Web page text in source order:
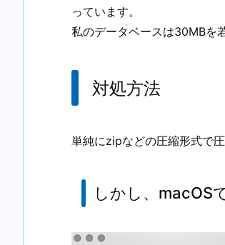
っています。
私のデータベースは30MBを
対処方法
単純にzipなどの圧縮形式で
しかし、macOS